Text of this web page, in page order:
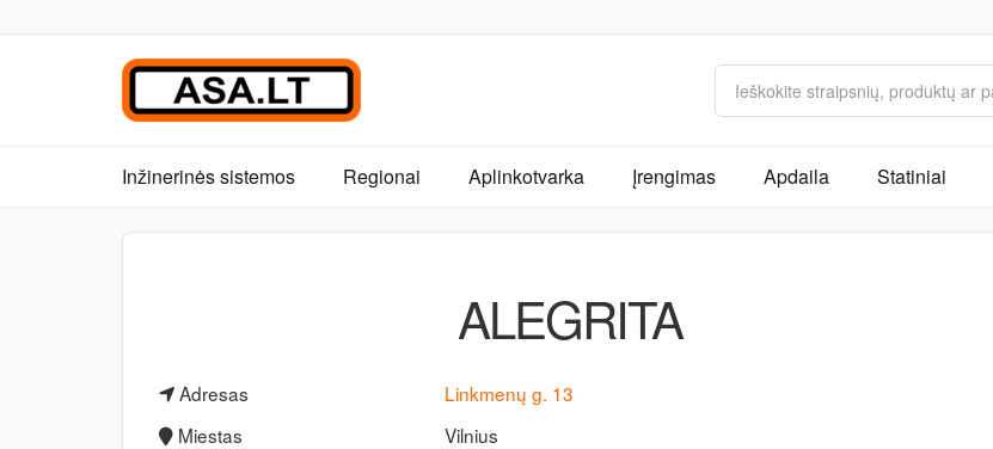
Inžinerinės sistemos Regionai Aplinkotvarka Įrengimas Apdaila Statiniai
ALEGRITA
Adresas
Linkmenų g. 13
Miestas
Vilnius